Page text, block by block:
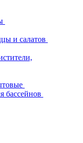
и салатов
бассейнов